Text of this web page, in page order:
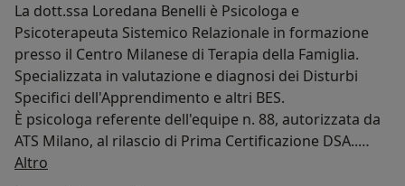
La dott.ssa Loredana Benelli è Psicologa e
Psicoterapeuta Sistemico Relazionale in formazione
presso il Centro Milanese di Terapia della Famiglia.
Specializzata in valutazione e diagnosi dei Disturbi
Specifici dell'Apprendimento e altri BES.
È psicologa referente dell'equipe n. 88, autorizzata da
ATS Milano, al rilascio di Prima Certificazione DSA..
Utilizza il training autogeno e le tecniche di
Altro